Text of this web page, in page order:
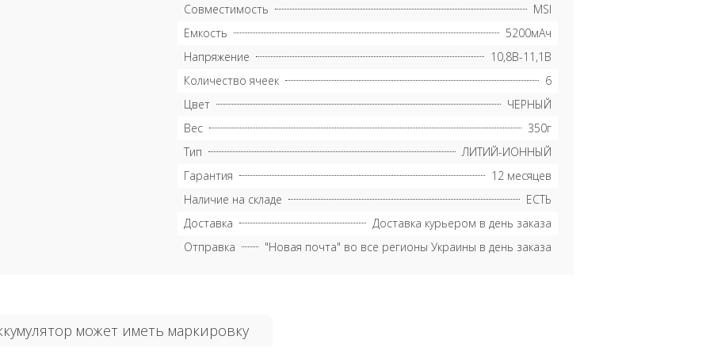
Совместимость
MSI
Емкость
5200мАч
Напряжение
10,8В-11,1В
Количество ячеек
6
Цвет
ЧЕРНЫЙ
Вес
350г
Тип
ЛИТИЙ-ИОННЫЙ
Гарантия
12 месяцев
Наличие на складе
ЕСТЬ
Доставка
Доставка курьером в день заказа
Отправка
"Новая почта" во все регионы Украины в день заказа
может иметь маркировку